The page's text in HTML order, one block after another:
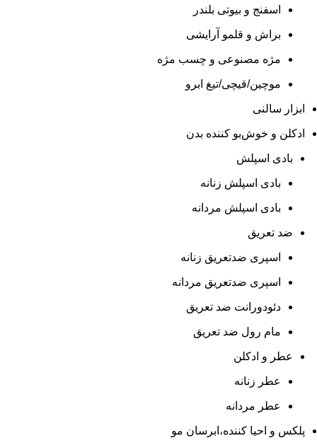
اسفنج و بیوتی بلندر
براش و قلمو آرایشی
مژه مصنوعی و چسب مژه
موچین/قیچی/تیغ ابرو
ابزار سالنی
ادکلن و خوش‌بو کننده بدن
بادی اسپلش
بادی اسپلش زنانه
بادی اسپلش مردانه
ضد تعریق
اسپری ضدتعریق زنانه
اسپری ضدتعریق مردانه
دئودورانت ضد تعریق
مام رول ضد تعریق
عطر و ادکلن
عطر زنانه
عطر مردانه
پلکس و احیا کننده،ابرسان مو